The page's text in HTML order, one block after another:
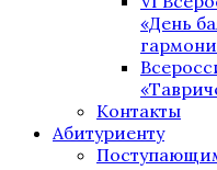
«День
Контакты
Абитуриенту